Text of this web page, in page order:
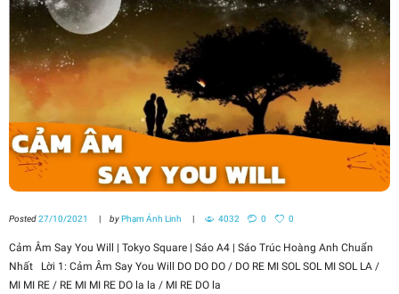
Posted27/10/2021 byPhạm Ánh Linh 4032 0 0
Cảm Âm Say You Will | Tokyo Square | Sáo A4 | Sáo Trúc Hoàng Anh Chuẩn
Nhất Lời 1: Cảm Âm Say You Will DO DO DO / DO RE MI SOL SOL MI SOL LA /
MI MI RE / RE MI MI RE DO la la / MI RE DO la